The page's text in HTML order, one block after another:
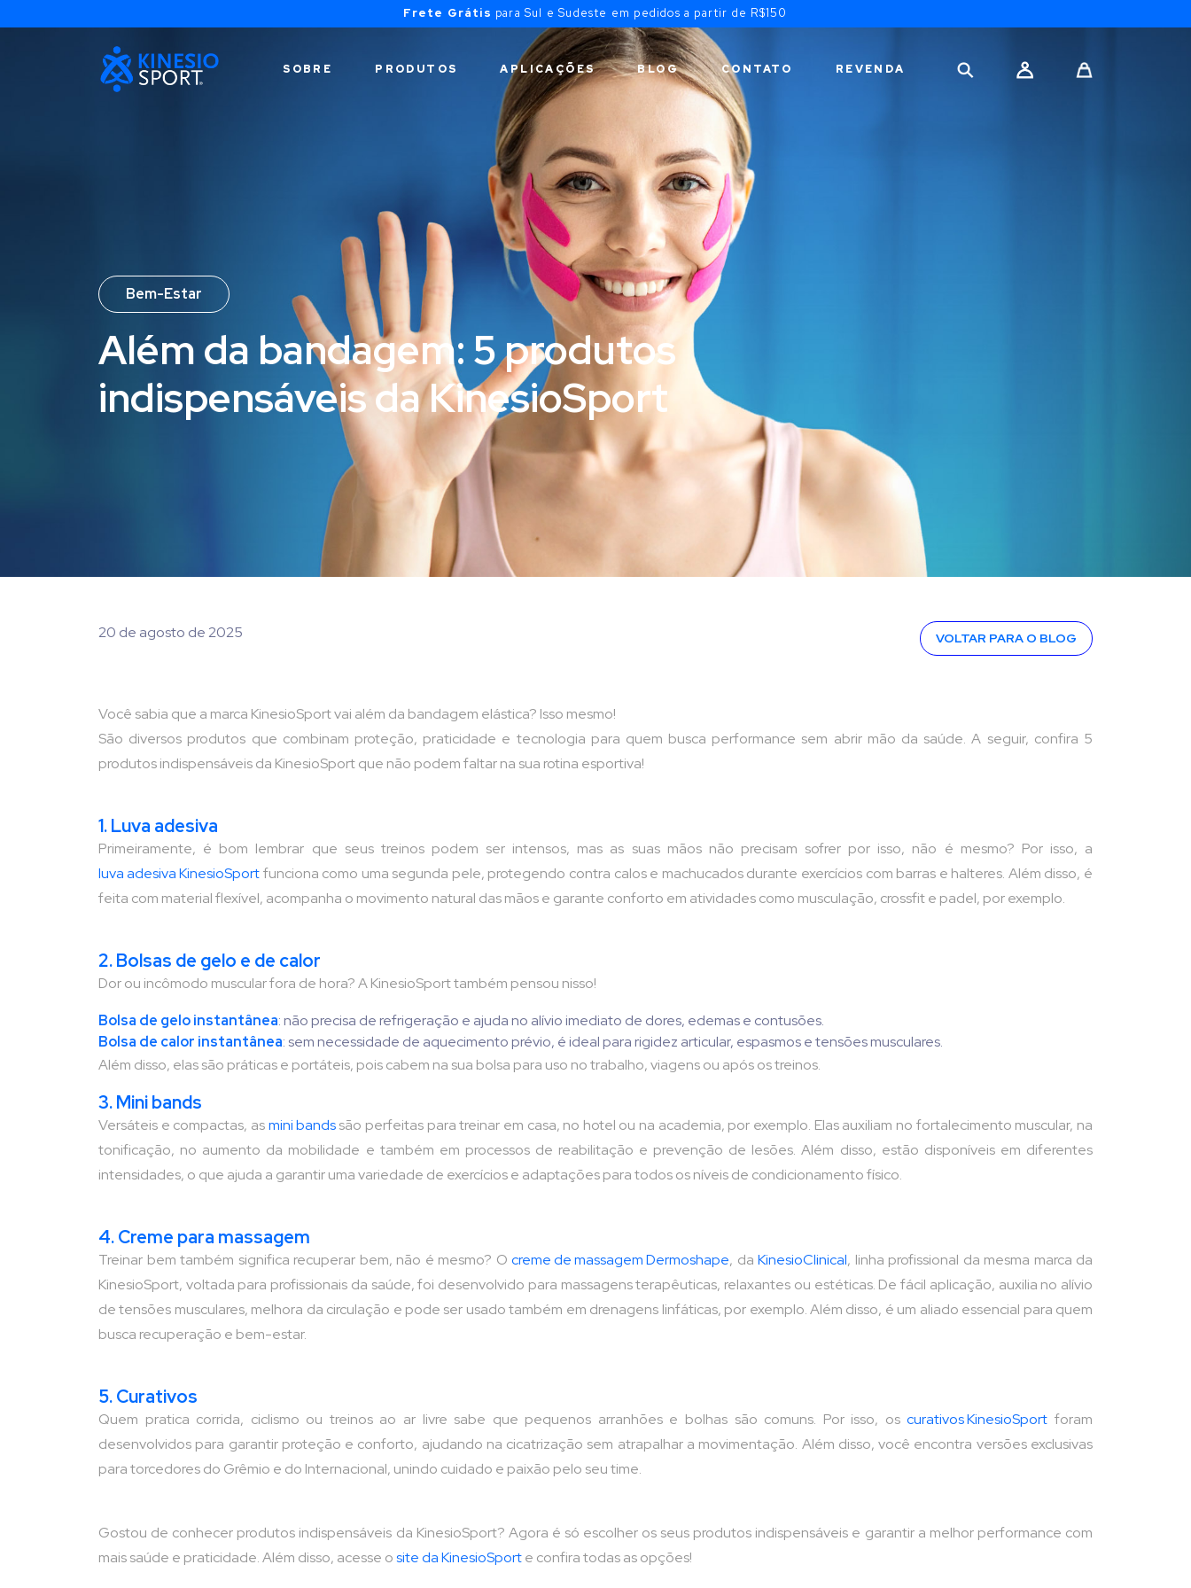
Frete Grátis para Sul e Sudeste em pedidos a partir de R$150
SOBRE PRODUTOS APLICAÇÕES BLOG CONTATO REVENDA
Bem-Estar
Além da bandagem: 5 produtos
indispensáveis da KinesioSport
20 de agosto de 2025 VOLTAR PARA O BLOG
Você sabia que a marca KinesioSport vai além da bandagem elástica? Isso mesmo!
São diversos produtos que combinam proteção, praticidade e tecnologia para quem busca performance sem abrir mão da saúde. A seguir, confira 5
produtos indispensáveis da KinesioSport que não podem faltar na sua rotina esportiva!
1. Luva adesiva
Primeiramente, é bom lembrar que seus treinos podem ser intensos, mas as suas mãos não precisam sofrer por isso, não é mesmo? Por isso, a
luva adesiva KinesioSportfunciona como uma segunda pele, protegendo contra calos e machucados durante exercícios com barras e halteres. Além disso, é
feita com material flexível, acompanha o movimento natural das mãos e garante conforto em atividades como musculação, crossfit e padel, por exemplo.
2. Bolsas de gelo e de calor
Dor ou incômodo muscular fora de hora? A KinesioSport também pensou nisso!
Bolsa de gelo instantânea: não precisa de refrigeração e ajuda no alívio imediato de dores, edemas e contusões.
Bolsa de calor instantânea: sem necessidade de aquecimento prévio, é ideal para rigidez articular, espasmos e tensões musculares.
Além disso, elas são práticas e portáteis, pois cabem na sua bolsa para uso no trabalho, viagens ou após os treinos.
3. Mini bands
Versáteis e compactas, asmini bandssão perfeitas para treinar em casa, no hotel ou na academia, por exemplo. Elas auxiliam no fortalecimento muscular, na
tonificação, no aumento da mobilidade e também em processos de reabilitação e prevenção de lesões. Além disso, estão disponíveis em diferentes
intensidades, o que ajuda a garantir uma variedade de exercícios e adaptações para todos os níveis de condicionamento físico.
4. Creme para massagem
Treinar bem também significa recuperar bem, não é mesmo? O creme de massagem Dermoshape, da KinesioClinical, linha profissional da mesma marca da
KinesioSport, voltada para profissionais da saúde, foi desenvolvido para massagens terapêuticas, relaxantes ou estéticas. De fácil aplicação, auxilia no alívio
de tensões musculares, melhora da circulação e pode ser usado também em drenagens linfáticas, por exemplo. Além disso, é um aliado essencial para quem
busca recuperação e bem-estar.
5. Curativos
Quem pratica corrida, ciclismo ou treinos ao ar livre sabe que pequenos arranhões e bolhas são comuns. Por isso, oscurativos KinesioSport foram
desenvolvidos para garantir proteção e conforto, ajudando na cicatrização sem atrapalhar a movimentação. Além disso, você encontra versões exclusivas
para torcedores do Grêmio e do Internacional, unindo cuidado e paixão pelo seu time.
Gostou de conhecer produtos indispensáveis da KinesioSport? Agora é só escolher os seus produtos indispensáveis e garantir a melhor performance com
mais saúde e praticidade. Além disso, acesse osite da KinesioSporte confira todas as opções!